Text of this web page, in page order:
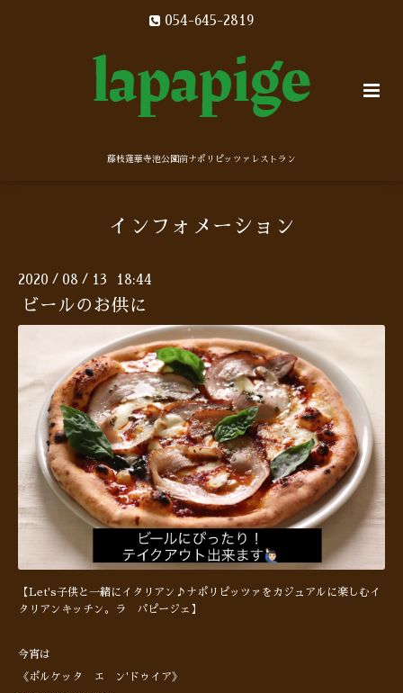
054-645-2819
藤枝蓮華寺池公園前ナポリピッツァレストラン
インフォメーション
2020 / 08 / 13 18:44
ビールのお供に
【Let's子供と一緒にイタリアン♪ナポリピッツァをカジュアルに楽しむイ
タリアンキッチン。ラ パピージェ】
今宵は
《ポルケッタ エ ン'ドゥイア》